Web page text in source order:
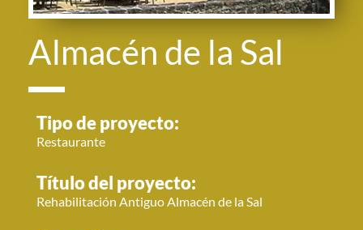
Almacén de la Sal
Tipo de proyecto:
Restaurante
Título del proyecto:
Rehabilitación Antiguo Almacén de la Sal